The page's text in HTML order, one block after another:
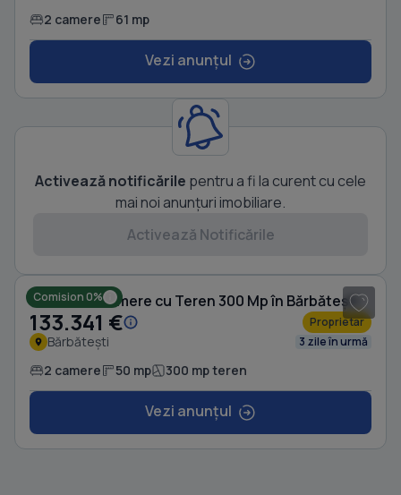
2 camere 61 mp
Vezi anunțul
Activează notificările pentru a fi la curent cu cele
mai noi anunțuri imobiliare.
Activează Notificările
Comision 0%
Casă cu 2 camere cu Teren 300 Mp în Bărbătești
133.341 € Proprietar
Bărbătești 3 zile în urmă
2 camere 50 mp 300 mp teren
Vezi anunțul